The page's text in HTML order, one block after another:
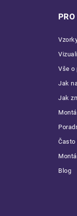
Vše o
Jak
Jak
Často
Blog